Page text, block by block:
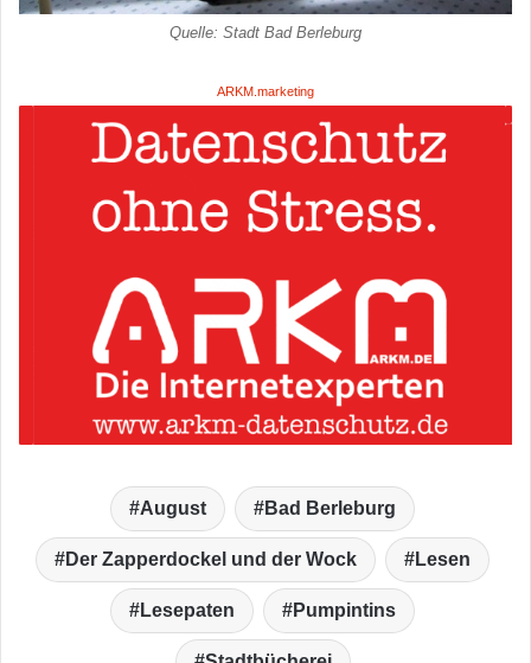
Quelle: Stadt Bad Berleburg
ARKM.marketing
August Bad Berleburg
Der Zapperdockel und der Wock Lesen
Lesepaten Pumpintins